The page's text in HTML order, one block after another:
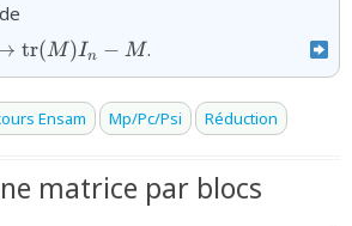
M}_n(\mathbb{R})\mapsto
\text{tr}(M)I_n-M}
tr(M)In − M.
Ensam Mp/Pc/Psi Réduction
matrice par blocs